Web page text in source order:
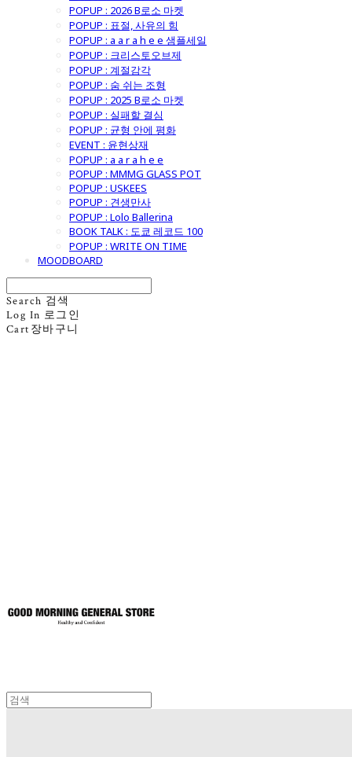
POPUP : 2026 B로소 마켓
POPUP : 표절, 사유의 힘
POPUP : a a r a h e e 샘플세일
POPUP : 크리스토오브제
POPUP : 계절감각
POPUP : 숨 쉬는 조형
POPUP : 2025 B로소 마켓
POPUP : 실패할 결심
POPUP : 균형 안에 평화
EVENT : 윤현상재
POPUP : a a r a h e e
POPUP : MMMG GLASS POT
POPUP : USKEES
POPUP : 견생만사
POPUP : Lolo Ballerina
BOOK TALK : 도쿄 레코드 100
POPUP : WRITE ON TIME
MOODBOARD
Search 검색
Log In 로그인
Cart 장바구니